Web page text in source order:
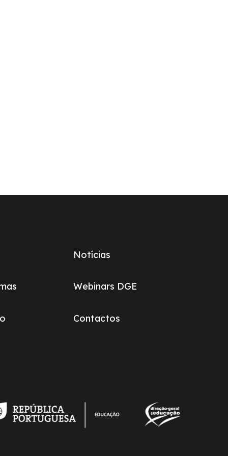
Notícias
Webinars DGE
Contactos